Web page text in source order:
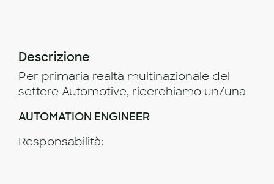
Descrizione
Per primaria realtà multinazionale del
settore Automotive, ricerchiamo un/una
AUTOMATION ENGINEER
Responsabilità: